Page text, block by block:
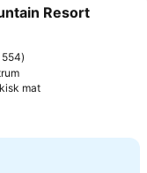
Favoriter
Resort
554
matSe priser